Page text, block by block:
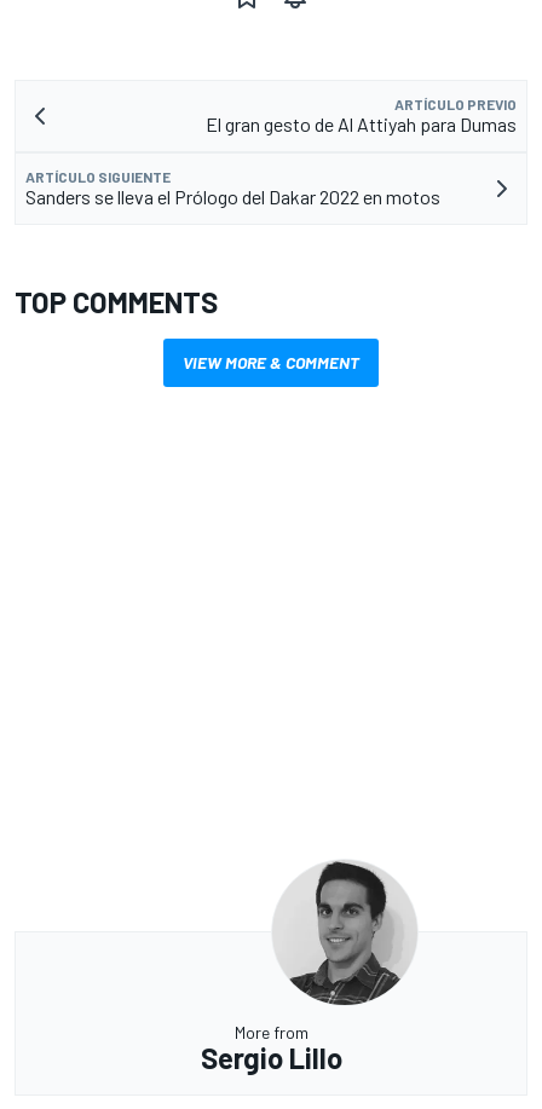
ARTÍCULO PREVIO
El gran gesto de Al Attiyah para Dumas
ARTÍCULO SIGUIENTE
Sanders se lleva el Prólogo del Dakar 2022 en motos
TOP COMMENTS
VIEW MORE & COMMENT
More from
Sergio Lillo